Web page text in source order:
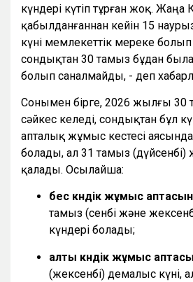
күндері күтіп тұрған жоқ. Жаңа
қабылданғаннан кейін 15
күні мемлекеттік мереке болып
сондықтан 30 тамыз бұдан
болып саналмайды, - деп
Сонымен бірге, 2026 жылғы 30
сәйкес келеді, сондықтан бұл
апталық жұмыс кестесі
болады, ал 31 тамыз
қалады. Осылайша:
бес күндік жұмыс
тамыз (сенбі және
күндері болады;
алты күндік жұмыс
(жексенбі) демалыс күні,